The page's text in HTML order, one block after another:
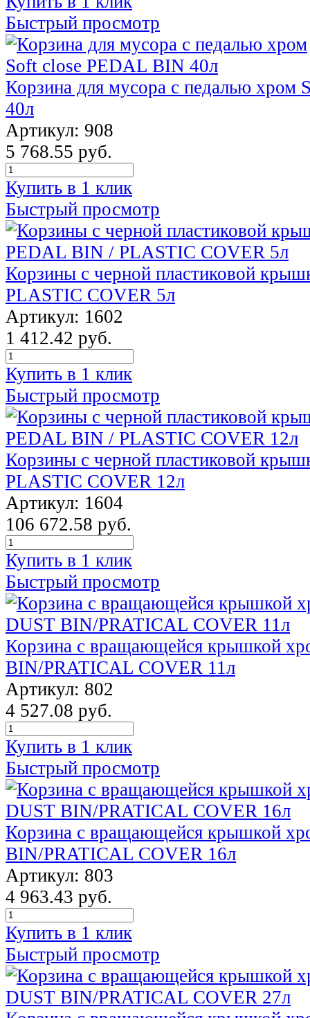
Быстрый просмотр
Корзина для мусора с педалью
40л
Артикул: 908
5 768.55 руб.
Купить в 1 клик
Быстрый просмотр
Корзины с черной пластиковой
PLASTIC COVER 5л
Артикул: 1602
1 412.42 руб.
Купить в 1 клик
Быстрый просмотр
Корзины с черной пластиковой
PLASTIC COVER 12л
Артикул: 1604
106 672.58 руб.
Купить в 1 клик
Быстрый просмотр
Корзина с вращающейся крышкой
BIN/PRATICAL COVER 11л
Артикул: 802
4 527.08 руб.
Купить в 1 клик
Быстрый просмотр
Корзина с вращающейся крышкой
BIN/PRATICAL COVER 16л
Артикул: 803
4 963.43 руб.
Купить в 1 клик
Быстрый просмотр